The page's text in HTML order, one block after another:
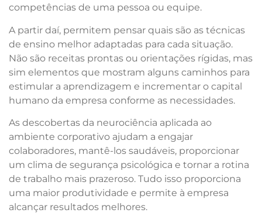
competências de uma pessoa ou equipe.
A partir daí, permitem pensar quais são as técnicas
de ensino melhor adaptadas para cada situação.
Não são receitas prontas ou orientações rígidas, mas
sim elementos que mostram alguns caminhos para
estimular a aprendizagem e incrementar o capital
humano da empresa conforme as necessidades.
As descobertas da neurociência aplicada ao
ambiente corporativo ajudam a engajar
colaboradores, mantê-los saudáveis, proporcionar
um clima de segurança psicológica e tornar a rotina
de trabalho mais prazeroso. Tudo isso proporciona
uma maior produtividade e permite à empresa
alcançar resultados melhores.